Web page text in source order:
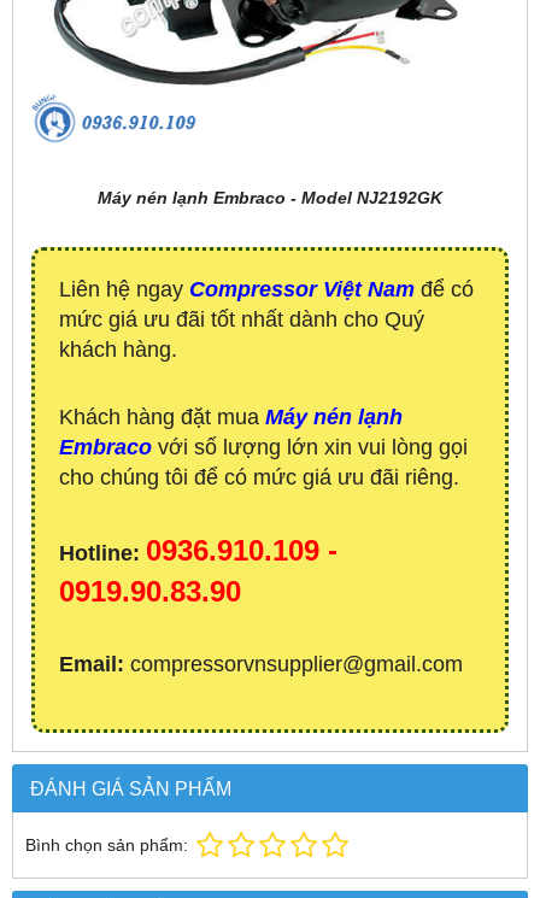
Máy nén lạnh Embraco - Model NJ2192GK
Liên hệ ngay Compressor Việt Nam để có
mức giá ưu đãi tốt nhất dành cho Quý
khách hàng.
Khách hàng đặt mua Máy nén lạnh
Embraco với số lượng lớn xin vui lòng gọi
cho chúng tôi để có mức giá ưu đãi riêng.
Hotline: 0936.910.109 -
0919.90.83.90
Email: compressorvnsupplier@gmail.com
ĐÁNH GIÁ SẢN PHẨM
Bình chọn sản phẩm: